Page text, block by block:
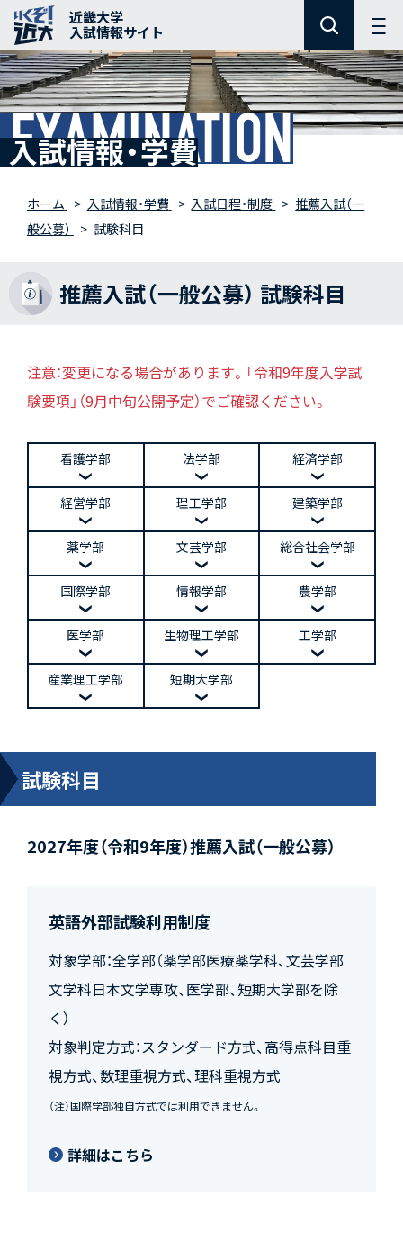
近畿大学
入試情報サイト
EXAMINATION
入試情報・学費
ホーム 入試情報・学費 入試日程・制度
推薦入試（一
般公募）
試験科目
推薦入試（一般公募） 試験科目
注意：変更になる場合があります。「令和9年度入学試
験要項」（9月中旬公開予定）でご確認ください。
看護学部 法学部 経済学部
経営学部 理工学部 建築学部
薬学部 文芸学部 総合社会学部
国際学部 情報学部 農学部
医学部 生物理工学部 工学部
産業理工学部 短期大学部
試験科目
2027年度（令和9年度）推薦入試（一般公募）
英語外部試験利用制度
対象学部：全学部（薬学部医療薬学科、文芸学部
文学科日本文学専攻、医学部、短期大学部を除
く）
対象判定方式：スタンダード方式、高得点科目重
視方式、数理重視方式、理科重視方式
（注）国際学部独自方式では利用できません。
詳細はこちら